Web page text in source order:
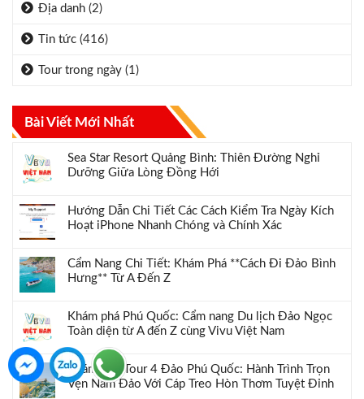
Địa danh (2)
Tin tức (416)
Tour trong ngày (1)
Bài Viết Mới Nhất
Sea Star Resort Quảng Bình: Thiên Đường Nghỉ
Dưỡng Giữa Lòng Đồng Hới
Hướng Dẫn Chi Tiết Các Cách Kiểm Tra Ngày Kích
Hoạt iPhone Nhanh Chóng và Chính Xác
Cẩm Nang Chi Tiết: Khám Phá **Cách Đi Đảo Bình
Hưng** Từ A Đến Z
Khám phá Phú Quốc: Cẩm nang Du lịch Đảo Ngọc
Toàn diện từ A đến Z cùng Vivu Việt Nam
Khám Phá Tour 4 Đảo Phú Quốc: Hành Trình Trọn
Vẹn Nam Đảo Với Cáp Treo Hòn Thơm Tuyệt Đỉnh